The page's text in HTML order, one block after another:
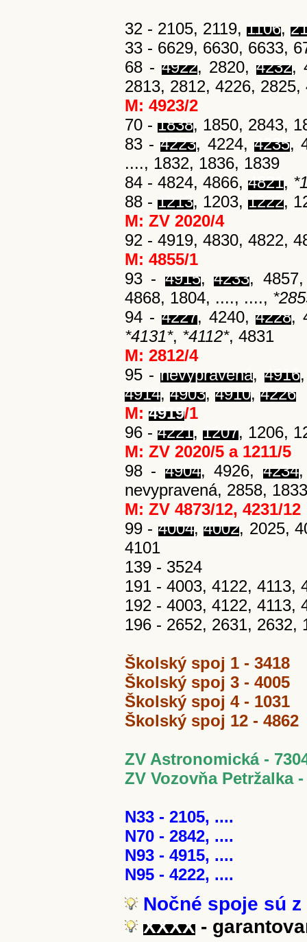
32 - 2105, 2119, 1106,
33 - 6629, 6630, 6633,
68 - 4922, 2820, 4232,
2813, 2812, 4226, 2825,
M: 4923/2
70 - 1838, 1850, 2843,
83 -4223, 4224, 4235,
...., 1832, 1836, 1839
84 - 4824, 4866, 4821,
88 - 1213, 1203, 1222,
M: ZV 2020/4
92 - 4919, 4830, 4822,
M: 4855/1
93 - 4915,4233,
4868, 1804, ...., ....,
94 - 4227, 4240,4228,
*4131*, *4112*, 4831
M: 2812/4
95 -nevypravená, 4916
4914, 4903, 4910, 4226
M: 4919/1
96 - 4221, 1207, 1206,
M: ZV 2020/5 a 1211/5
98 - 4904, 4926, 4234
nevypravená, 2858, 1833
M: ZV 4873/12, 4231/12
99 - 4004,4002, 2025,
4101
139 - 3524
191 - 4003, 4122, 4113,
192 - 4003, 4122, 4113,
196 - 2652, 2631, 2632,
Školský spoj 1 - 3418
Školský spoj 3 - 4005
Školský spoj 4 - 1031
Školský spoj 12 - 4862
ZV Astronomická -
ZV Vozovňa Petržalka -
N33 - 2105, ....
N70 - 2842, ....
N93 - 4915, ....
N95 - 4222, ....
Nočné spoje sú z
XXXX -